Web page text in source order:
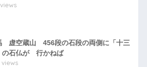
虚空蔵山 456段の石段の両側に「十三
の石仏が 行かねば